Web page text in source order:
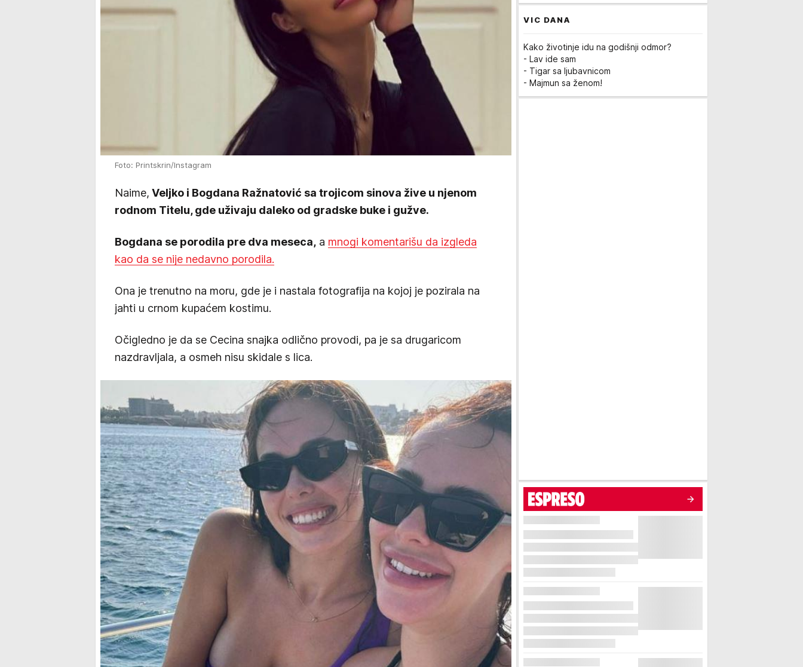
Foto: Printskrin/Instagram
Naime, Veljko i Bogdana Ražnatović sa trojicom sinova žive u njenom
rodnom Titelu, gde uživaju daleko od gradske buke i gužve.
Bogdana se porodila pre dva meseca, a mnogi komentarišu da izgleda
kao da se nije nedavno porodila.
Ona je trenutno na moru, gde je i nastala fotografija na kojoj je pozirala na
jahti u crnom kupaćem kostimu.
Očigledno je da se Cecina snajka odlično provodi, pa je sa drugaricom
nazdravljala, a osmeh nisu skidale s lica.
VIC DANA
Kako životinje idu na godišnji odmor?
- Lav ide sam
- Tigar sa ljubavnicom
- Majmun sa ženom!